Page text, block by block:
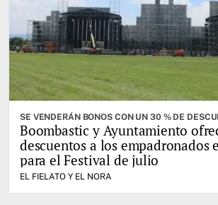
Boombastic y Ayuntamiento
descuentos a los empadronados
para el Festival de julio
EL FIELATO Y EL NORA